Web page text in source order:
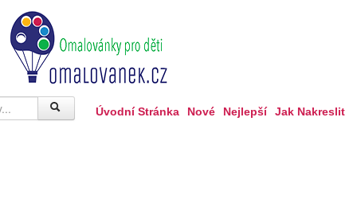
Úvodní Stránka Nové Nejlepší Jak Nakreslit